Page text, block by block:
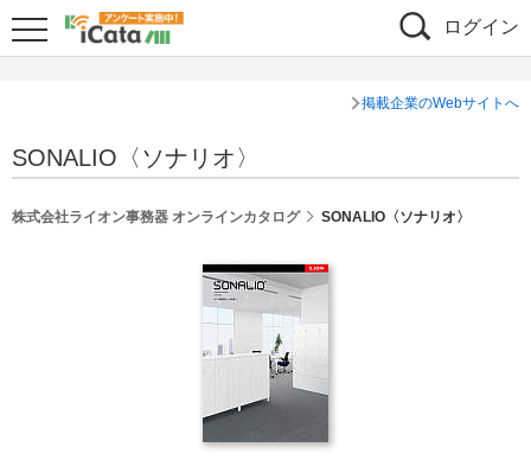
ログイン
掲載企業のWebサイトへ
SONALIO〈ソナリオ〉
株式会社ライオン事務器 オンラインカタログ SONALIO〈ソナリオ〉